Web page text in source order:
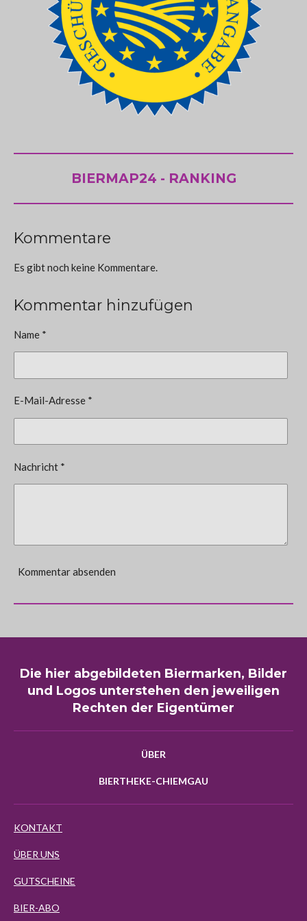
BIERMAP24 - RANKING
Kommentare
Es gibt noch keine Kommentare.
Kommentar hinzufügen
Name *
E-Mail-Adresse *
Nachricht *
Kommentar absenden
Die hier abgebildeten Biermarken, Bilder
und Logos unterstehen den jeweiligen
Rechten der Eigentümer
ÜBER
BIERTHEKE-CHIEMGAU
KONTAKT
ÜBER UNS
GUTSCHEINE
BIER-ABO